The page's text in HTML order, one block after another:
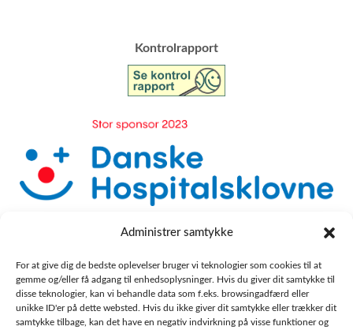
Administrer samtykke
For at give dig de bedste oplevelser bruger vi teknologier som cookies til at
gemme og/eller få adgang til enhedsoplysninger. Hvis du giver dit samtykke til
disse teknologier, kan vi behandle data som f.eks. browsingadfærd eller
unikke ID'er på dette websted. Hvis du ikke giver dit samtykke eller trækker dit
samtykke tilbage, kan det have en negativ indvirkning på visse funktioner og
​Kontrolrapport